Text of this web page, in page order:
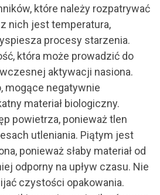
które należy rozpatrywać
nich jest temperatura,
procesy starzenia.
która może prowadzić do
aktywacji nasiona.
mogące negatywnie
materiał biologiczny.
powietrza, ponieważ tlen
utleniania. Piątym jest
ponieważ słaby materiał od
odporny na upływ czasu. Nie
czystości opakowania.